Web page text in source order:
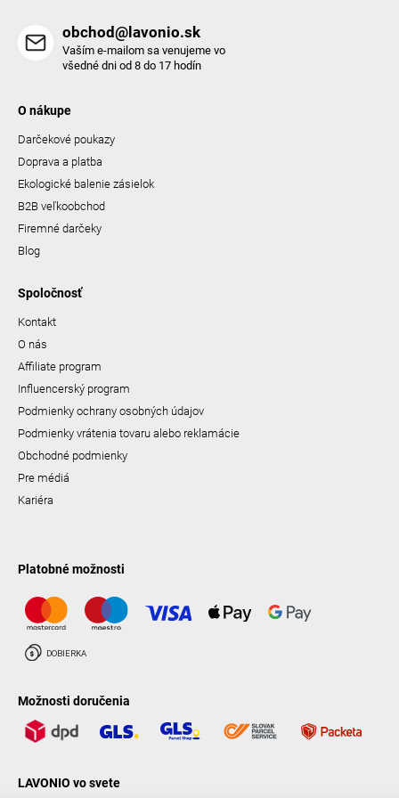
obchod@lavonio.sk
Vaším e-mailom sa venujeme vo
všedné dni od 8 do 17 hodín
O nákupe
Darčekové poukazy
Doprava a platba
Ekologické balenie zásielok
B2B veľkoobchod
Firemné darčeky
Blog
Spoločnosť
Kontakt
O nás
Affiliate program
Influencerský program
Podmienky ochrany osobných údajov
Podmienky vrátenia tovaru alebo reklamácie
Obchodné podmienky
Pre médiá
Kariéra
Platobné možnosti
Možnosti doručenia
LAVONIO vo svete